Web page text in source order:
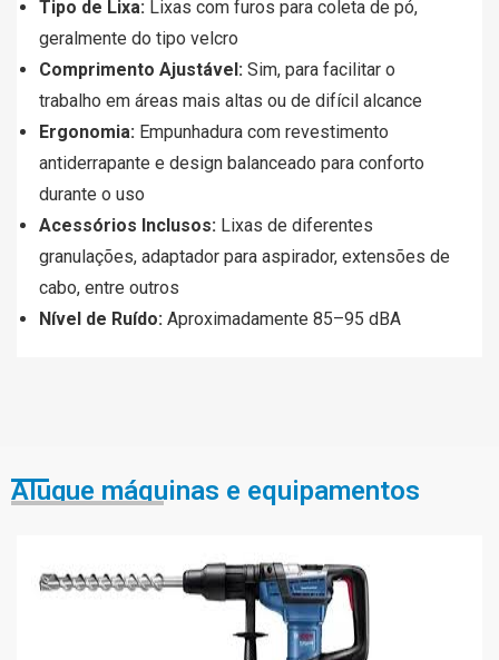
Tipo de Lixa: Lixas com furos para coleta de pó,
geralmente do tipo velcro
Comprimento Ajustável: Sim, para facilitar o
trabalho em áreas mais altas ou de difícil alcance
Ergonomia: Empunhadura com revestimento
antiderrapante e design balanceado para conforto
durante o uso
Acessórios Inclusos: Lixas de diferentes
granulações, adaptador para aspirador, extensões de
cabo, entre outros
Nível de Ruído: Aproximadamente 85–95 dBA
Alugue máquinas e equipamentos